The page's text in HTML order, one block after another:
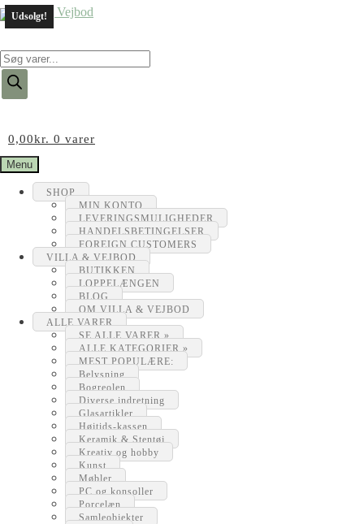
Products
search
0,00kr. 0 varer
Menu
SHOP
MIN KONTO
LEVERINGSMULIGHEDER
HANDELSBETINGELSER
FOREIGN CUSTOMERS
VILLA & VEJBOD
BUTIKKEN
LOPPELÆNGEN
BLOG
OM VILLA & VEJBOD
ALLE VARER
SE ALLE VARER »
ALLE KATEGORIER »
MEST POPULÆRE:
Belysning
Bogreolen
Diverse indretning
Glasartikler
Højtids-kassen
Keramik & Stentøj
Kreativ og hobby
Kunst
Møbler
PC og konsoller
Porcelæn
Samleobjekter
Udsolgt!